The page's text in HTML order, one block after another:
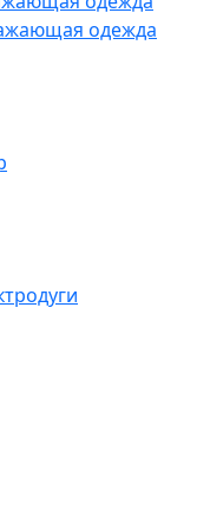
одежда